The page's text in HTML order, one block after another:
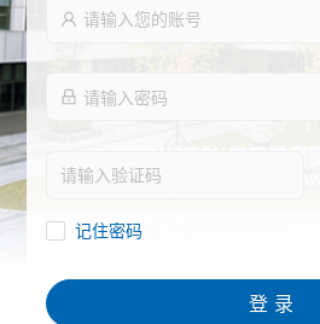
记住密码
登 录